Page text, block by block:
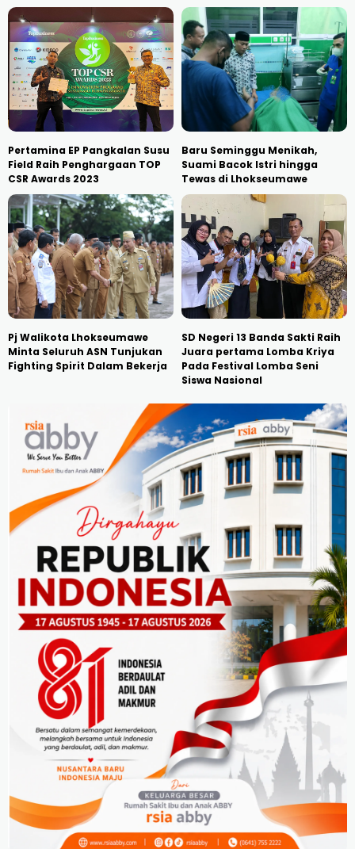
Pertamina EP Pangkalan Susu
Field Raih Penghargaan TOP
CSR Awards 2023
Baru Seminggu Menikah,
Suami Bacok Istri hingga
Tewas di Lhokseumawe
Pj Walikota Lhokseumawe
Minta Seluruh ASN Tunjukan
Fighting Spirit Dalam Bekerja
SD Negeri 13 Banda Sakti Raih
Juara pertama Lomba Kriya
Pada Festival Lomba Seni
Siswa Nasional